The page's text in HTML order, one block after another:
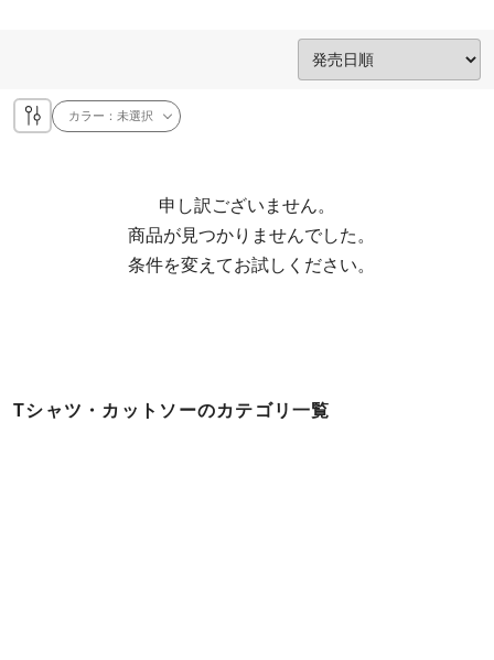
カラー：未選択
申し訳ございません。
  条件を変えてお試しください。
Tシャツ・カットソーのカテゴリ一覧